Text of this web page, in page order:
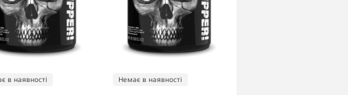
в наявності Немає в наявності